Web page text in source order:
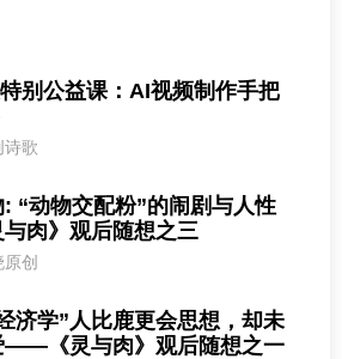
别公益课：AI视频制作手把
诗歌
“动物交配粉”的闹剧与人性
肉》观后随想之三
创
济学”人比鹿更会思想，却未
——《灵与肉》观后随想之一